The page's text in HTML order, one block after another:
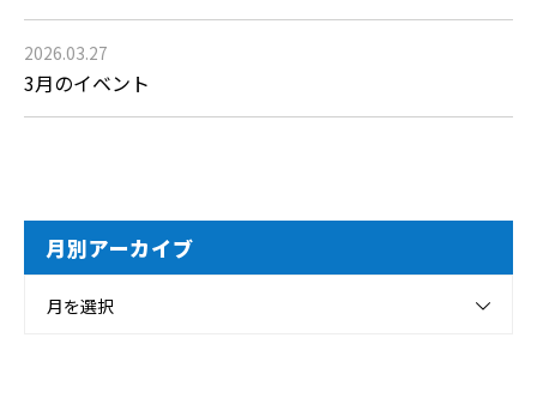
2026.03.27
3月のイベント
月別アーカイブ
月を選択